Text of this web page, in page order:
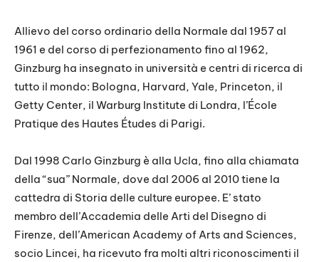
Allievo del corso ordinario della Normale dal 1957 al
1961 e del corso di perfezionamento fino al 1962,
Ginzburg ha insegnato in università e centri di ricerca di
tutto il mondo: Bologna, Harvard, Yale, Princeton, il
Getty Center, il Warburg Institute di Londra, l’École
Pratique des Hautes Études di Parigi.
Dal 1998 Carlo Ginzburg è alla Ucla, fino alla chiamata
della “sua” Normale, dove dal 2006 al 2010 tiene la
cattedra di Storia delle culture europee. E’ stato
membro dell’Accademia delle Arti del Disegno di
Firenze, dell’American Academy of Arts and Sciences,
socio Lincei, ha ricevuto fra molti altri riconoscimenti il